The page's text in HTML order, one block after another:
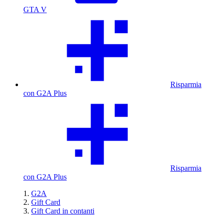
GTA V
Risparmia
con G2A Plus
Risparmia
con G2A Plus
G2A
Gift Card
Gift Card in contanti